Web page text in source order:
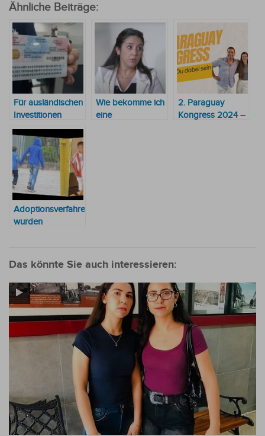
Ähnliche Beiträge:
Für ausländischen
Investitionen
werden die
Verfahren für den
Daueraufenthalt
vereinfacht
Wie bekomme ich
eine
2. Paraguay
Kongress 2024 –
Adoptionsverfahren
wurden
Das könnte Sie auch interessieren: